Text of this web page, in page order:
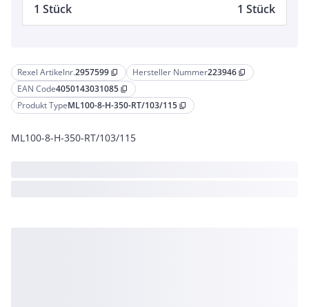
Rexel Artikelnr.2957599 content_copy Hersteller Nummer223946 content_copy
EAN Code4050143031085 content_copy
Produkt TypeML100-8-H-350-RT/103/115 content_copy
ML100-8-H-350-RT/103/115
1 Stück 1 Stück